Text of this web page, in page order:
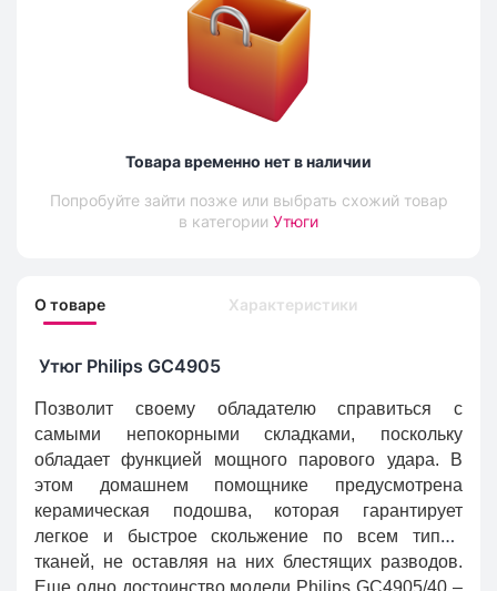
Товара временно нет в наличии
Попробуйте зайти позже или выбрать схожий товар
в категории Утюги
О товаре Характеристики
Утюг Philips GC4905
Позволит своему обладателю справиться с
самыми непокорными складками, поскольку
обладает функцией мощного парового удара. В
этом домашнем помощнике предусмотрена
керамическая подошва, которая гарантирует
легкое и быстрое скольжение по всем типам
тканей, не оставляя на них блестящих разводов.